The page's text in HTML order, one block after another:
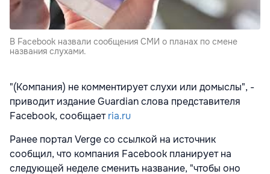
В Facebook назвали сообщения СМИ о планах по смене
названия слухами.
"(Компания) не комментирует слухи или домыслы", -
приводит издание Guardian слова представителя
Facebook, сообщаетria.ru
Ранее портал Verge со ссылкой на источник
сообщил, что компания Facebook планирует на
следующей неделе сменить название, "чтобы оно